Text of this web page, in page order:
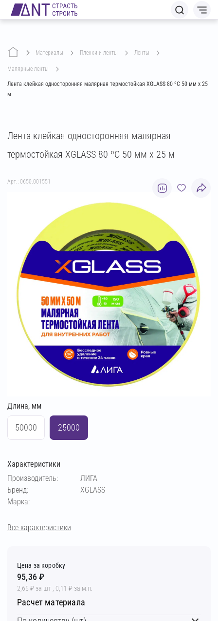
Материалы пленки и ленты ленты
малярные ленты
Лента клейкая односторонняя малярная термостойкая XGLASS 80 ºС 50 мм х 25
м
Лента клейкая односторонняя малярная
термостойкая XGLASS 80 ºС 50 мм х 25 м
Арт.: 0650.001551
Длина, мм
50000 25000
Характеристики
Производитель:
ЛИГА
Бренд:
XGLASS
Марка:
Все характеристики
Цена за коробку
95,36 ₽
2,65 ₽ за шт , 0,11 ₽ за м.п.
Расчет материала